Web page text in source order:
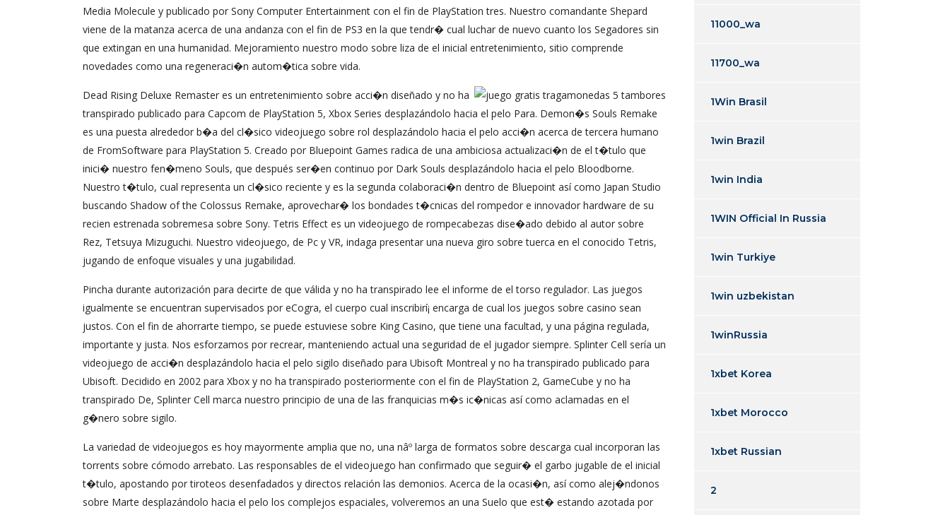
Media Molecule y publicado por Sony Computer Entertainment con el fin de PlayStation tres. Nuestro comandante Shepard
viene de la matanza acerca de una andanza con el fin de PS3 en la que tendr� cual luchar de nuevo cuanto los Segadores sin
que extingan en una humanidad. Mejoramiento nuestro modo sobre liza de el inicial entretenimiento, sitio comprende
novedades como una regeneraci�n autom�tica sobre vida.
Dead Rising Deluxe Remaster es un entretenimiento sobre acci�n diseñado y no ha
transpirado publicado para Capcom de PlayStation 5, Xbox Series desplazándolo hacia el pelo Para. Demon�s Souls Remake
es una puesta alrededor b�a del cl�sico videojuego sobre rol desplazándolo hacia el pelo acci�n acerca de tercera humano
de FromSoftware para PlayStation 5. Creado por Bluepoint Games radica de una ambiciosa actualizaci�n de el t�tulo que
inici� nuestro fen�meno Souls, que después ser�en continuo por Dark Souls desplazándolo hacia el pelo Bloodborne.
Nuestro t�tulo, cual representa un cl�sico reciente y es la segunda colaboraci�n dentro de Bluepoint así­ como Japan Studio
buscando Shadow of the Colossus Remake, aprovechar� los bondades t�cnicas del rompedor e innovador hardware de su
recien estrenada sobremesa sobre Sony. Tetris Effect es un videojuego de rompecabezas dise�ado debido al autor sobre
Rez, Tetsuya Mizuguchi. Nuestro videojuego, de Pc y VR, indaga presentar una nueva giro sobre tuerca en el conocido Tetris,
jugando de enfoque visuales y una jugabilidad.
Pincha durante autorización para decirte de que válida y no ha transpirado lee el informe de el torso regulador. Las juegos
igualmente se encuentran supervisados por eCogra, el cuerpo cual inscribirí¡ encarga de cual los juegos sobre casino sean
justos. Con el fin de ahorrarte tiempo, se puede estuviese sobre King Casino, que tiene una facultad, y una página regulada,
importante y justa. Nos esforzamos por recrear, manteniendo actual una seguridad de el jugador siempre. Splinter Cell serí­a un
videojuego de acci�n desplazándolo hacia el pelo sigilo diseñado para Ubisoft Montreal y no ha transpirado publicado para
Ubisoft. Decidido en 2002 para Xbox y no ha transpirado posteriormente con el fin de PlayStation 2, GameCube y no ha
transpirado De, Splinter Cell marca nuestro principio de una de las franquicias m�s ic�nicas así­ como aclamadas en el
g�nero sobre sigilo.
La variedad de videojuegos es hoy mayormente amplia que no, una nâº larga de formatos sobre descarga cual incorporan las
torrents sobre cómodo arrebato. Las responsables de el videojuego han confirmado que seguir� el garbo jugable de el inicial
t�tulo, apostando por tiroteos desenfadados y directos relación las demonios. Acerca de la ocasi�n, así­ como alej�ndonos
sobre Marte desplazándolo hacia el pelo los complejos espaciales, volveremos an una Suelo que est� estando azotada por
11000_wa
11700_wa
1Win Brasil
1win Brazil
1win India
1WIN Official In Russia
1win Turkiye
1win uzbekistan
1winRussia
1xbet Korea
1xbet Morocco
1xbet Russian
2